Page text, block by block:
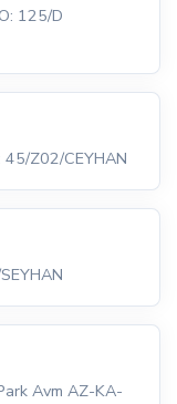
125/D
45/Z02/CEYHAN
Avm AZ-KA-